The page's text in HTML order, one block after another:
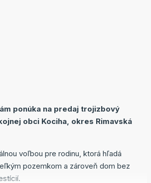
ponúka na predaj trojizbový
obci Kociha, okres Rimavská
voľbou pre rodinu, ktorá hľadá
pozemkom a zároveň dom bez